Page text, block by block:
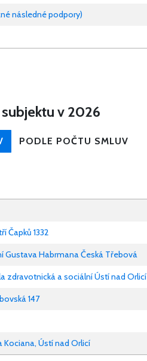
následné podpory)
v 2026
PODLE POČTU SMLUV
Čapků 1332
Gustava Habrmana Česká Třebová
zdravotnická a sociální Ústí nad Orlicí
147
Kociana, Ústí nad Orlicí